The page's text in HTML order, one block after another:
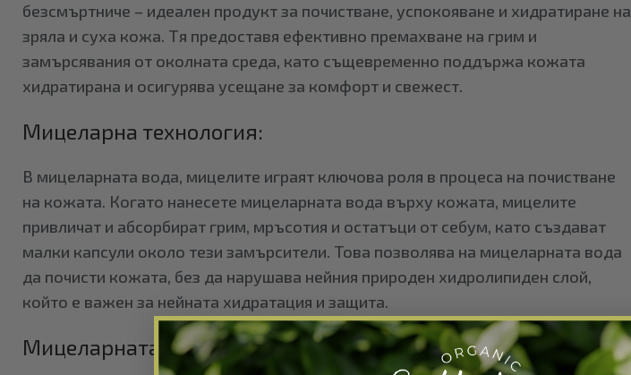
безсмъртниче – идеален продукт за почистване, успокояване и хидратиране на
зряла и суха кожа. Тя предоставя ефективно премахване на грим и
замърсявания от околната среда, като същевременно поддържа кожата
хидратирана и осигурява усещане за комфорт и свежест.
Мицеларна технология:
В мицеларната вода, мицелите играят ключова роля в процеса на почистване
на кожата. Когато нанесете мицеларната вода върху кожата, мицелите
привличат и абсорбират грим, мръсотия и остатъци от себум, като създават
малки капсули около тези замърсители. Това позволява на мицеларната вода
да почисти кожата, без да нарушава нейния природен хидролипиден слой,
който е важен за нейната хидратация и защита.
Мицеларната вода Безсмътниче – полезни свойства: